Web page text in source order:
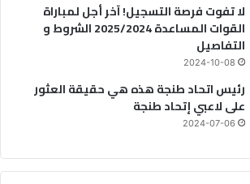
لا تفوت فرصة التسجيل! آخر أجل لمباراة
القوات المساعدة 2025/2024 الشروط و
التفاصيل
2024-10-08
رئيس اتحاد طنجة هذه هي حقيقة العثور
على لاعبي إتحاد طنجة
2024-07-06